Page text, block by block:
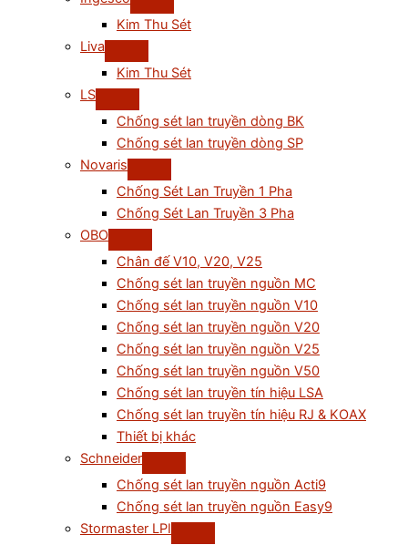
Kim Thu Sét
Liva
Kim Thu Sét
LS
Chống sét lan truyền dòng BK
Chống sét lan truyền dòng SP
Novaris
Chống Sét Lan Truyền 1 Pha
Chống Sét Lan Truyền 3 Pha
OBO
Chân đế V10, V20, V25
Chống sét lan truyền nguồn MC
Chống sét lan truyền nguồn V10
Chống sét lan truyền nguồn V20
Chống sét lan truyền nguồn V25
Chống sét lan truyền nguồn V50
Chống sét lan truyền tín hiệu LSA
Chống sét lan truyền tín hiệu RJ & KOAX
Thiết bị khác
Schneider
Chống sét lan truyền nguồn Acti9
Chống sét lan truyền nguồn Easy9
Stormaster LPI